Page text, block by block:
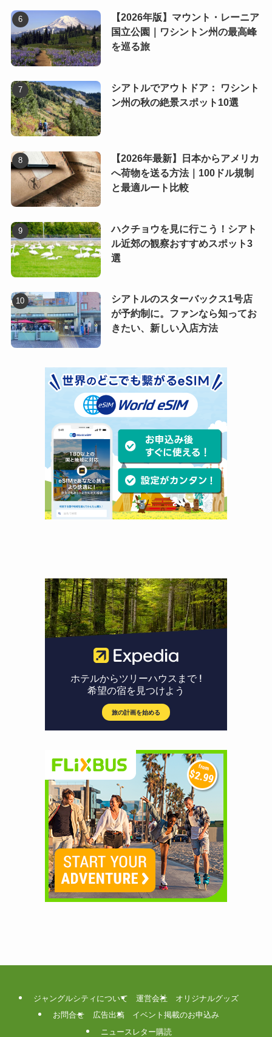
【2026年版】マウント・レーニア
国立公園｜ワシントン州の最高峰
を巡る旅
シアトルでアウトドア： ワシント
ン州の秋の絶景スポット10選
【2026年最新】日本からアメリカ
へ荷物を送る方法｜100ドル規制
と最適ルート比較
ハクチョウを見に行こう！シアト
ル近郊の観察おすすめスポット3
選
シアトルのスターバックス1号店
が予約制に。ファンなら知ってお
きたい、新しい入店方法
ジャングルシティについて 運営会社
オリジナルグッズ
お問合せ
広告出稿
イベント掲載のお申込み
ニュースレター購読